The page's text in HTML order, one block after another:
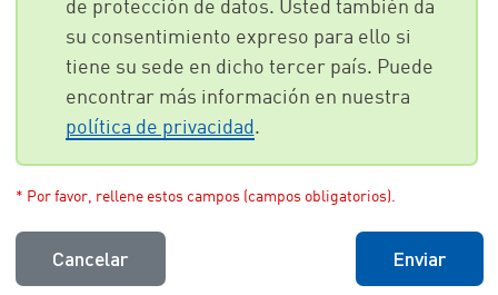
de protección de datos. Usted también da
su consentimiento expreso para ello si
tiene su sede en dicho tercer país. Puede
encontrar más información en nuestra
política de privacidad .
* Por favor, rellene estos campos (campos obligatorios).
Cancelar Enviar